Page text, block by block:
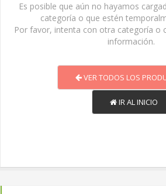
Es posible que aún no hayamos
categoría o que estén
Por favor, intenta con otra categoría o
información.
VER TODOS LOS
IR AL INICIO